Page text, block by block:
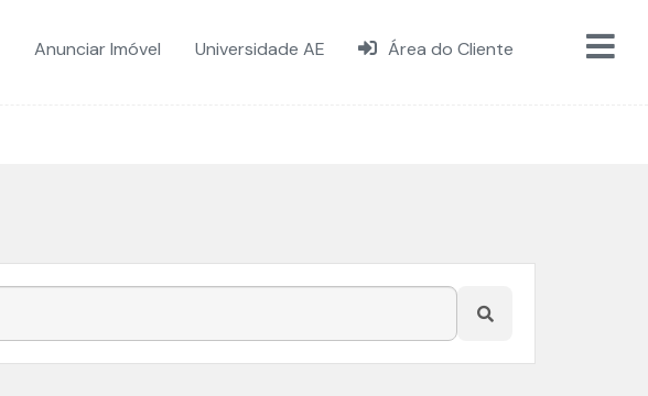
Anunciar Imóvel Universidade AE Área do Cliente